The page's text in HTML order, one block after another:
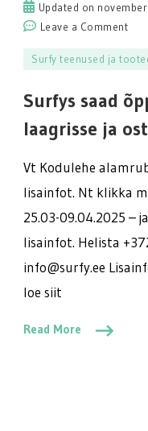
Updated on
Leave a Commenton
tulla
Surfy teenused ja
Surfys saad
laagrisse ja
Vt Kodulehe
lisainfot. Nt klikka
25.03-09.04.2025 –
lisainfot. Helista
info@surfy.ee
loe siit
Read More